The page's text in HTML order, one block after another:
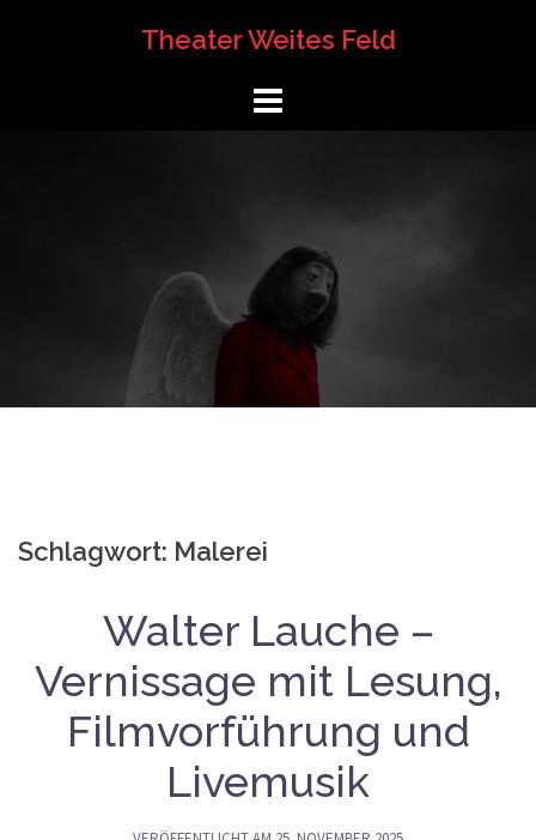
Theater Weites Feld
Schlagwort: Malerei
Walter Lauche –
Vernissage mit Lesung,
Filmvorführung und
Livemusik